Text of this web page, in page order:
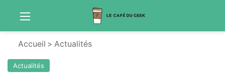
Menu
Accueil > Actualités
Actualités